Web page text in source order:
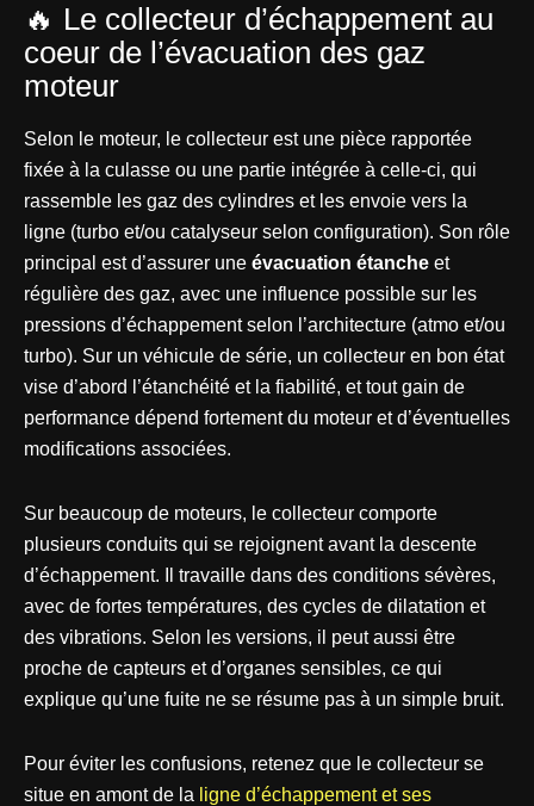
🔥 Le collecteur d’échappement au
coeur de l’évacuation des gaz
moteur
Selon le moteur, le collecteur est une pièce rapportée
fixée à la culasse ou une partie intégrée à celle-ci, qui
rassemble les gaz des cylindres et les envoie vers la
ligne (turbo et/ou catalyseur selon configuration). Son rôle
principal est d’assurer une évacuation étanche et
régulière des gaz, avec une influence possible sur les
pressions d’échappement selon l’architecture (atmo et/ou
turbo). Sur un véhicule de série, un collecteur en bon état
vise d’abord l’étanchéité et la fiabilité, et tout gain de
performance dépend fortement du moteur et d’éventuelles
modifications associées.
Sur beaucoup de moteurs, le collecteur comporte
plusieurs conduits qui se rejoignent avant la descente
d’échappement. Il travaille dans des conditions sévères,
avec de fortes températures, des cycles de dilatation et
des vibrations. Selon les versions, il peut aussi être
proche de capteurs et d’organes sensibles, ce qui
explique qu’une fuite ne se résume pas à un simple bruit.
Pour éviter les confusions, retenez que le collecteur se
situe en amont de la ligne d’échappement et ses